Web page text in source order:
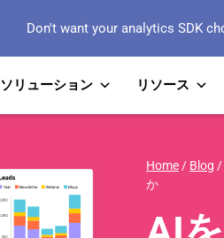
Don't want your analytics SDK
ソリューション リソース
Home / Blog /
か